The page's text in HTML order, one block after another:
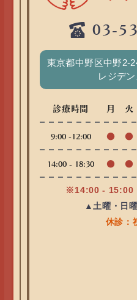
03-
東京都中野区中野2-
レジデ
診療時間 月 火
9:00 -12:00 ● ●
14:00 - 18:30 ● ●
※14:00 - 15:00
▲土曜・日
休診：